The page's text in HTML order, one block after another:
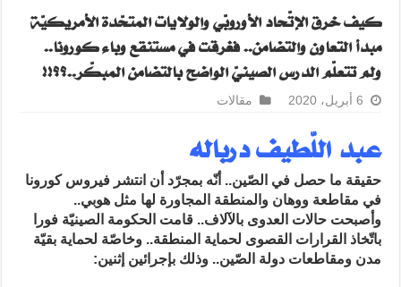
كيف خرق الإتّحاد الأوروبّي والولايات المتحّدة الأمريكيّة
مبدأ التعاون والتضامن.. فغرقت في مستنقع وباء كورونا..
ولم تتعلّم الدرس الصينيّ الواضح بالتضامن المبكّر..؟؟!!
6 أبريل، 2020 مقالات
عبد اللّطيف درباله
حقيقة ما حصل في الصّين.. أنّه بمجرّد أن انتشر فيروس كورونا
في مقاطعة ووهان والمنطقة المجاورة لها مثل هوبي..
وأصبحت حالات العدوى بالآلاف.. قامت الحكومة الصينيّة فورا
باتّخاذ القرارات القصوى لحماية المنطقة.. وخاصّة لحماية بقيّة
مدن ومقاطعات دولة الصّين.. وذلك بإجرائين إثنين: